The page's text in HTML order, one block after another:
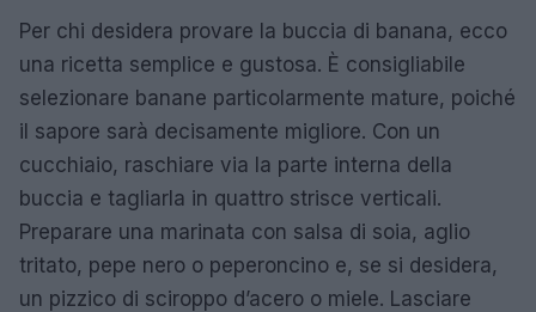
Per chi desidera provare la buccia di banana, ecco
una ricetta semplice e gustosa. È consigliabile
selezionare banane particolarmente mature, poiché
il sapore sarà decisamente migliore. Con un
cucchiaio, raschiare via la parte interna della
buccia e tagliarla in quattro strisce verticali.
Preparare una marinata con salsa di soia, aglio
tritato, pepe nero o peperoncino e, se si desidera,
un pizzico di sciroppo d’acero o miele. Lasciare